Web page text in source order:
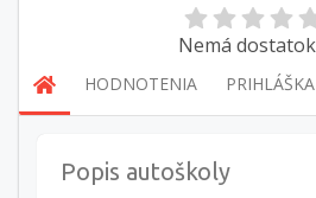
Nemá
HODNOTENIA PRIHLÁŠKA
Popis autoškoly